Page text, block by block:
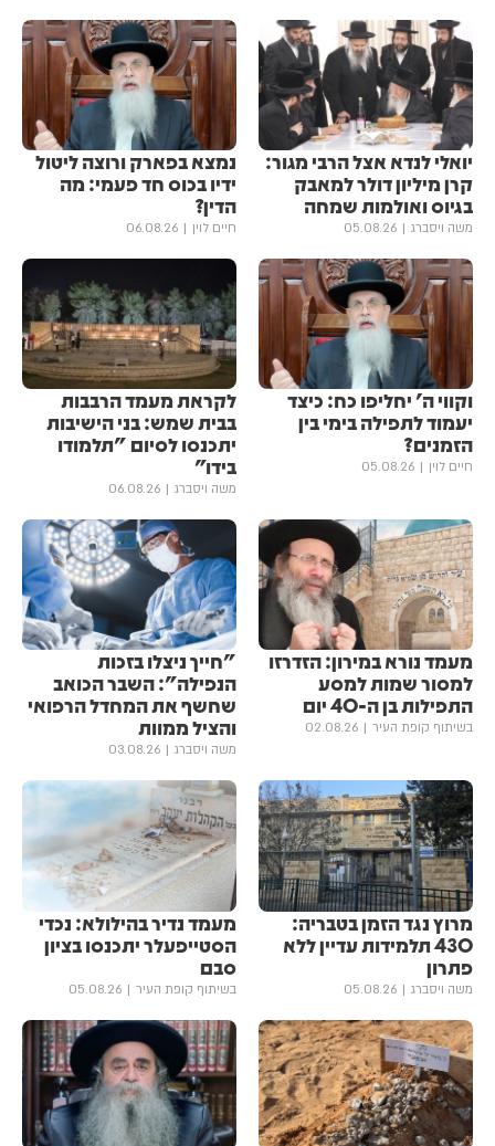
יואלי לנדא אצל הרבי מגור:
קרן מיליון דולר למאבק
בגיוס ואולמות שמחה
משה ויסברג 05.08.26
נמצא בפארק ורוצה ליטול
ידיו בכוס חד פעמי: מה
הדין?
חיים לוין 06.08.26
וקווי ה' יחליפו כח: כיצד
יעמוד לתפילה בימי בין
הזמנים?
חיים לוין 05.08.26
לקראת מעמד הרבבות
בבית שמש: בני הישיבות
יתכנסו לסיום "תלמודו
בידו"
משה ויסברג 06.08.26
מעמד נורא במירון: הזדרזו
למסור שמות למסע
התפילות בן ה-40 יום
בשיתוף קופת העיר 02.08.26
"חייך ניצלו בזכות
הנפילה": השבר הכואב
שחשף את המחדל הרפואי
והציל ממוות
משה ויסברג 03.08.26
מרוץ נגד הזמן בטבריה:
430 תלמידות עדיין ללא
פתרון
משה ויסברג 05.08.26
מעמד נדיר בהילולא: נכדי
הסטייפעלר יתכנסו בציון
סבם
בשיתוף קופת העיר 05.08.26